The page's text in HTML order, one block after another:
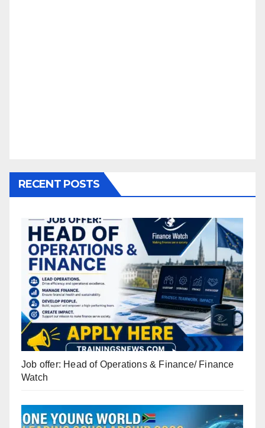
RECENT POSTS
Job offer: Head of Operations & Finance/ Finance
Watch